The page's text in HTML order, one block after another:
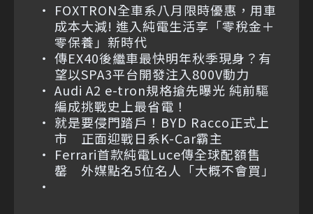
FOXTRON全車系八月限時優惠，用車
成本大減! 進入純電生活享「零稅金＋
零保養」新時代
傳EX40後繼車最快明年秋季現身？有
望以SPA3平台開發注入800V動力
Audi A2 e-tron規格搶先曝光 純前驅
編成挑戰史上最省電！
就是要侵門踏戶！BYD Racco正式上
市 正面迎戰日系K-Car霸主
Ferrari首款純電Luce傳全球配額售
罄 外媒點名5位名人「大概不會買」